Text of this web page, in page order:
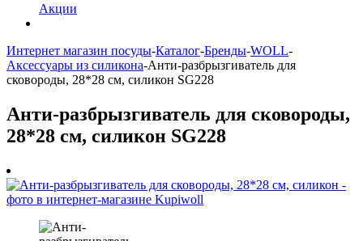
Акции
Интернет магазин посуды-Каталог-Бренды-WOLL-
Аксессуары из силикона-Анти-разбрызгиватель для
сковороды, 28*28 cм, силикон SG228
Анти-разбрызгиватель для сковороды,
28*28 cм, силикон SG228